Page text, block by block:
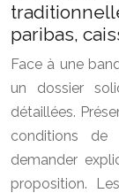
paribas,
Face à une
un dossier
détaillées.
conditions de
demander
proposition.